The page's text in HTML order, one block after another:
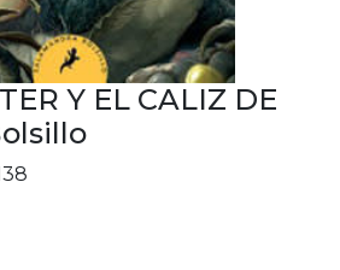
Y EL CALIZ DE